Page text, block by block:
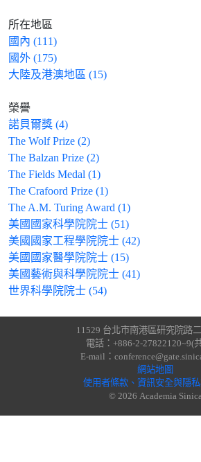
所在地區
國內 (111)
國外 (175)
大陸及港澳地區 (15)
榮譽
諾貝爾獎 (4)
The Wolf Prize (2)
The Balzan Prize (2)
The Fields Medal (1)
The Crafoord Prize (1)
The A.M. Turing Award (1)
美國國家科學院院士 (51)
美國國家工程學院院士 (42)
美國國家醫學院院士 (15)
美國藝術與科學院院士 (41)
世界科學院院士 (54)
11529 台北市南港區研究院路
電話：+886-2-27822120~9(
E-mail：
網站地圖
使用者條款、資訊安全與隱
© 2026 Academia Sinica